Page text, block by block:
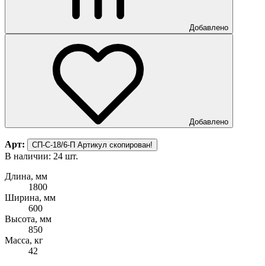
Добавлено
Добавлено
Арт: СП-С-18/6-П Артикул скопирован!
В наличии: 24 шт.
Длина, мм
1800
Ширина, мм
600
Высота, мм
850
Масса, кг
42